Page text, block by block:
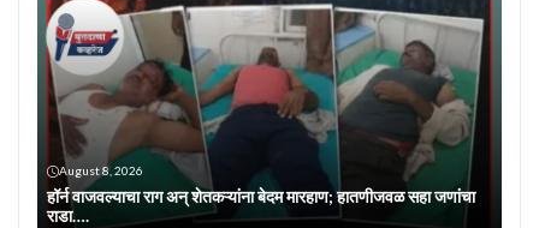
August 8, 2026
हॉर्न वाजवल्याचा राग अन् शेतकऱ्यांना बेदम मारहाण; हातणीजवळ सहा जणांचा
राडा….